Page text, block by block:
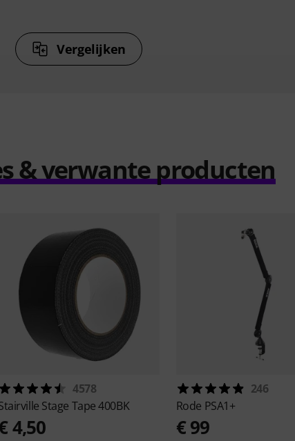
Vergelijken
& verwante producten
4578
Stage Tape 400BK
4,50
246
Rode PSA1+
€ 99